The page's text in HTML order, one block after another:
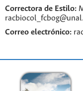
Correctora de Estilo:
Correo electrónico: